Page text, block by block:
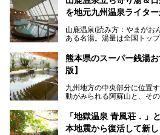
今回は再開した耕きちの湯
ライトアップが無料で楽し
日、の合計8日間開催。今
見所を徹底紹介。併せて、
を地元九州温泉ライタ
山鹿温泉(読み方：やまがお
ある名湯。湯量は全国トッ
泉質であり、お湯の良さに
今回は地元九州の温泉ライ
設・家族風呂の3パターン
ご紹介。ぜひ、湯めぐりの
熊本県のスーパー銭湯
版】
九州地方の中央部分に位置
動がみられる阿蘇山と、そ
す。
そんな熊本県は、県内の至
泉県でもあります。山鹿温
「地獄温泉 青風荘．」
本地震から復活して新